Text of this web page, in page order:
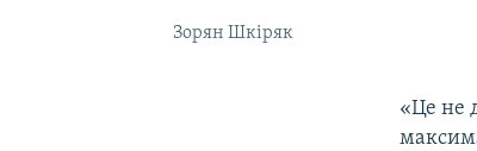
Зорян Шкіряк
«Це не